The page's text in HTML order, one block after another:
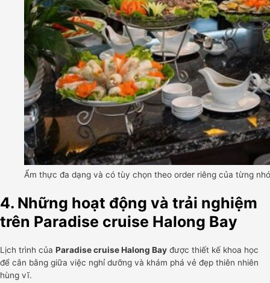
Ẩm thực đa dạng và có tùy chọn theo order riêng của từng
4. Những hoạt động và trải nghiệm
trên Paradise cruise Halong Bay
Lịch trình của Paradise cruise Halong Bay được thiết kế khoa học
để cân bằng giữa việc nghỉ dưỡng và khám phá vẻ đẹp thiên nhiên
hùng vĩ.